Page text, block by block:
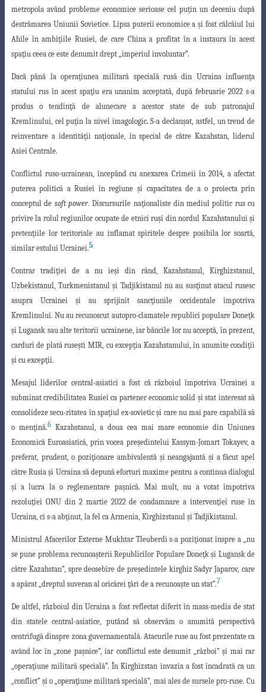
metropola având probleme economice serioase cel puţin un deceniu după
destrămarea Uniunii Sovietice. Lipsa puterii economice a şi fost călcâiul lui
Ahile în ambiţiile Rusiei, de care China a profitat în a instaura în acest
spaţiu ceea ce este denumit drept „imperiul involuntar”.
Dacă până la operaţiunea militară specială rusă din Ucraina influenţa
statului rus în acest spaţiu era unanim acceptată, după februarie 2022 s-a
produs o tendinţă de alunecare a acestor state de sub patronajul
Kremlinului, cel puţin la nivel imagologic.S-a declanşat, astfel, un trend de
reinventare a identităţii naţionale, în special de către Kazahstan, liderul
Asiei Centrale.
Conflictul ruso-ucrainean, începând cu anexarea Crimeii în 2014, a afectat
puterea politică a Rusiei în regiune şi capacitatea de a o proiecta prin
conceptul de soft power. Discursurile naţionaliste din mediul politic rus cu
privire la rolul regiunilor ocupate de etnici ruşi din nordul Kazahstanului şi
pretenţiile lor teritoriale au inflamat spiritele despre posibila lor soartă,
similar estului Ucrainei.5
Contrar tradiţiei de a nu ieşi din rând, Kazahstanul, Kirghizstanul,
Uzbekistanul, Turkmenistanul şi Tadjikistanul nu au susţinut atacul rusesc
asupra Ucrainei şi au sprijinit sancţiunile occidentale împotriva
Kremlinului. Nu au recunoscut autopro-clamatele republici populare Doneţk
şi Lugansk sau alte teritorii ucrainene, iar băncile lor nu acceptă, în prezent,
carduri de plată ruseşti MIR, cu excepţia Kazahstanului, în anumite condiţii
şi cu excepţii.
Mesajul liderilor central-asiatici a fost că războiul împotriva Ucrainei a
subminatcredibilitatea Rusiei ca partener economic solid şi stat interesat să
consolideze secu-ritatea în spaţiul ex-sovietic şi care nu mai pare capabilă să
o menţină.6Kazahstanul, a doua cea mai mare economie din Uniunea
Economică Euroasiatică, prin vocea preşedintelui Kassym-Jomart Tokayev, a
preferat, prudent, o poziţionare ambivalentăşi neangajantă şi a făcut apel
către Rusia şi Ucraina să depună eforturi maxime pentru a continua dialogul
şi a lucra la o reglementare paşnică. Mai mult, nu a votat împotriva
rezoluţiei ONU din 2 martie 2022 de condamnare a intervenţiei ruse în
Ucraina, ci s-a abţinut, la fel ca Armenia, Kirghizstanul şi Tadjikistanul.
Ministrul Afacerilor Externe Mukhtar Tleuberdi s-a poziţionat înspre a „nu
se pune problema recunoaşterii Republicilor Populare Doneţk şi Lugansk de
către Kazahstan”, spre deosebire de preşedintele kirghiz Sadyr Japarov, care
a apărat „dreptul suveran al oricărei ţări de a recunoaşte un stat”.7
De altfel, războiul din Ucraina a fost reflectat diferit în mass-media de stat
din statele central-asiatice, putând să observăm o anumită perspectivă
centrifugă dinspre zona guvernamentală. Atacurile ruse au fost prezentate ca
având loc în „zone paşnice”, iar conflictul este denumit „război” şi mai rar
„operaţiune militară specială”. ÎnKirghizstan invazia a fost încadrată ca un
„conflict” şi o „operaţiune militară specială”, mai ales de sursele pro-ruse. Cu